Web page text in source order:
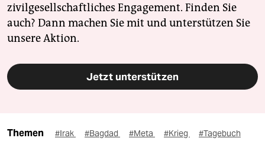
zivilgesellschaftliches Engagement. Finden Sie
auch? Dann machen Sie mit und unterstützen Sie
unsere Aktion.
Jetzt unterstützen
Themen #Irak #Bagdad #Meta #Krieg #Tagebuch